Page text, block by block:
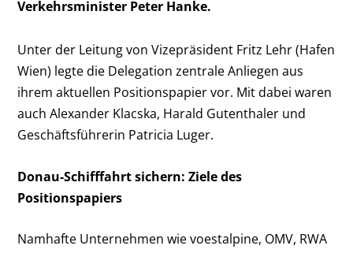
Verkehrsminister Peter Hanke.
Unter der Leitung von Vizepräsident Fritz Lehr (Hafen
Wien) legte die Delegation zentrale Anliegen aus
ihrem aktuellen Positionspapier vor. Mit dabei waren
auch Alexander Klacska, Harald Gutenthaler und
Geschäftsführerin Patricia Luger.
Donau-Schifffahrt sichern: Ziele des
Positionspapiers
Namhafte Unternehmen wie voestalpine, OMV, RWA